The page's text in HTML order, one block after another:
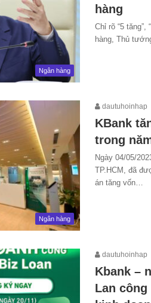
Ngân hàng
hàng
Chỉ rõ “5 tăng”,
hàng, Thủ
Ngân hàng
dautuhoinhap
KBank
trong
Ngày 04/05/
TP.HCM, đã
án tăng vốn…
dautuhoinhap
Kbank –
Lan